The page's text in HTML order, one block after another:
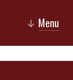
↓ Menu